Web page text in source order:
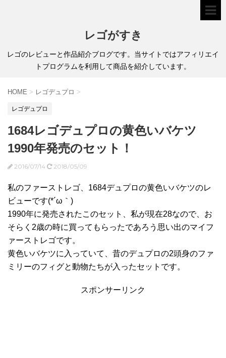
レゴがすき
レゴのレビューと作品紹介ブログです。当サイトではアフィリエイ
トプログラムを利用して商品を紹介しています。
HOME > レゴデュプロ >
レゴデュプロ
1684レゴデュプロの黄色いバケツ
1990年発売のセット！
2016/07/14 2018/05/09
私のファーストレゴ、1684デュプロの黄色いバケツのレ
ビューです(*´ω｀)
1990年に発売されたこのセット、私が現在28なので、お
そらく2歳の時に買ってもらったであろう思い出のマイフ
ァーストレゴです。
黄色いバケツに入っていて、昔のデュプロの2頭身のファ
ミリーのフィグと動物たちが入ったセットです。
スポンサーリンク